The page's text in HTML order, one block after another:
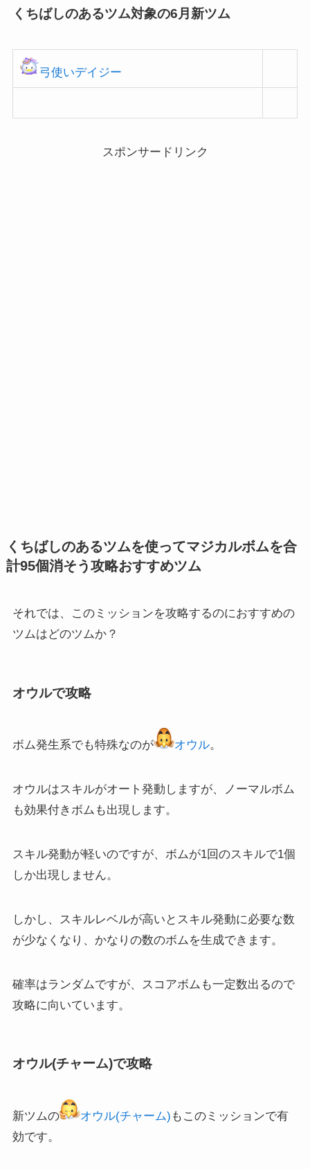
くちばしのあるツム対象の6月新ツム
弓使いデイジー
スポンサードリンク
くちばしのあるツムを使ってマジカルボムを合
計95個消そう攻略おすすめツム
それでは、このミッションを攻略するのにおすすめの
ツムはどのツムか？
オウルで攻略
ボム発生系でも特殊なのが オウル。
オウルはスキルがオート発動しますが、ノーマルボム
も効果付きボムも出現します。
スキル発動が軽いのですが、ボムが1回のスキルで1個
しか出現しません。
しかし、スキルレベルが高いとスキル発動に必要な数
が少なくなり、かなりの数のボムを生成できます。
確率はランダムですが、スコアボムも一定数出るので
攻略に向いています。
オウル(チャーム)で攻略
新ツムの オウル(チャーム) もこのミッションで有
効です。